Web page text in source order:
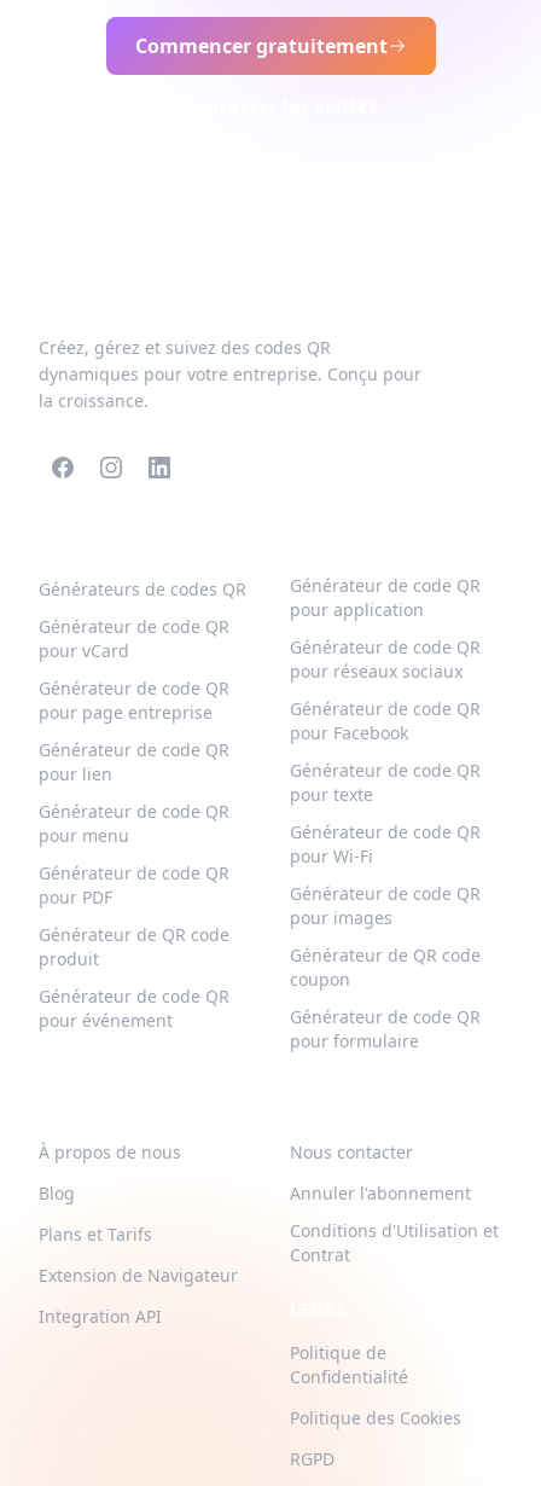
Commencer gratuitement
Créez, gérez et suivez des codes QR
dynamiques pour votre entreprise. Conçu pour
la croissance.
Générateurs de codes QR
Générateur de code QR
pour vCard
Générateur de code QR
pour page entreprise
Générateur de code QR
pour lien
Générateur de code QR
pour menu
Générateur de code QR
pour PDF
Générateur de QR code
produit
Générateur de code QR
pour événement
Générateur de code QR
pour application
Générateur de code QR
pour réseaux sociaux
Générateur de code QR
pour Facebook
Générateur de code QR
pour texte
Générateur de code QR
pour Wi-Fi
Générateur de code QR
pour images
Générateur de QR code
coupon
Générateur de code QR
pour formulaire
À propos de nous
Blog
Plans et Tarifs
Extension de Navigateur
Integration API
Nous contacter
Annuler l'abonnement
Conditions d'Utilisation et
Contrat
Politique de
Confidentialité
Politique des Cookies
RGPD